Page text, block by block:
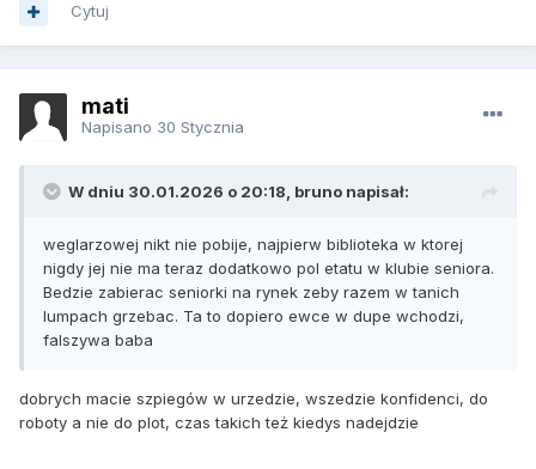
Cytuj
mati
Napisano 30 Stycznia
W dniu 30.01.2026 o 20:18, bruno napisał:
weglarzowej nikt nie pobije, najpierw biblioteka w ktorej
nigdy jej nie ma teraz dodatkowo pol etatu w klubie seniora.
Bedzie zabierac seniorki na rynek zeby razem w tanich
lumpach grzebac. Ta to dopiero ewce w dupe wchodzi,
falszywa baba
dobrych macie szpiegów w urzedzie, wszedzie konfidenci, do
roboty a nie do plot, czas takich też kiedys nadejdzie